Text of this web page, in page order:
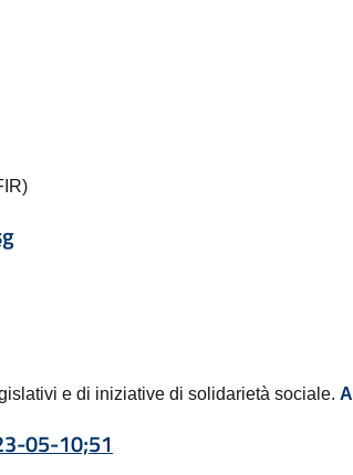
e di iniziative di solidarietà sociale. A
05-10;51